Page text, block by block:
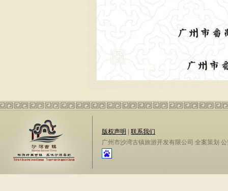
版权声明
联系我们
广州市沙湾古镇旅游开发有限公司 全案策划